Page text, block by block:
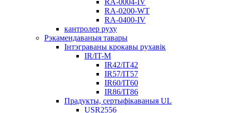
RA-0004-IV
RA-0200-WT
RA-0400-IV
кантролер руху
Рэкамендаваныя тавары
Інтэграваны крокавы рухавік
IR/IT-M
IR42/IT42
IR57/IT57
IR60/IT60
IR86/IT86
Прадукты, сертыфікаваныя UL
USR2556